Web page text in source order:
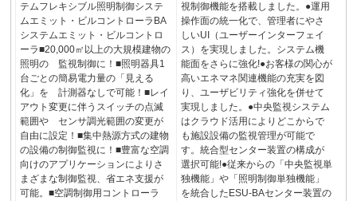
テムフレキシブル照明制御システ
ムエミット・ビルコントローラBA
システムエミット・ビルコントロ
ーラ■20,000㎡以上の大規模建物の
照明の 監視制御に！■照明器具1
台ごとの簡易電力量の「見える
化」を 計測器なしで可能！■レイ
アウト変更に伴うスイッチの点滅
範囲や センサ調光範囲の変更が
自由に設定！■集中熱源方式の建物
の設備の制御監視に！■豊富な空調
向けのアプリケーションによりさ
まざまな制御監視、省エネ支援が
可能。■空調制御用コントローラ
視制御機能を搭載しました。●運用
操作面の統一化で、管理者にやさ
しいUI（ユーザーインターフェイ
ス）を実現しました。システム機
能面をさらに強化!●お客様の関心が
高いエネマネ関連機能の充実を図
り、ユーザビリティ強化を併せて
実現しました。●中央監視システム
はクラウド活用によりどこからで
も施設設備の監視管理が可能で
す。統合型センター装置の構成が
選択可能!●従来からの「中央監視単
独機能」や「照明制御単独機能」
を統合したESU-BAセンター装置の